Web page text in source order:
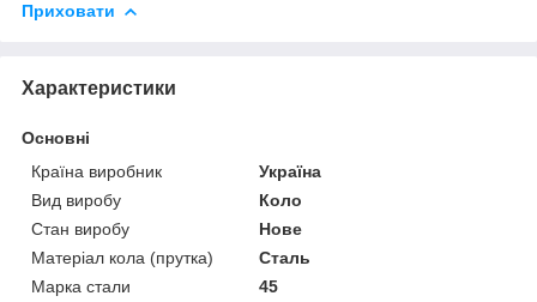
Приховати
Характеристики
Основні
Країна виробник
Україна
Вид виробу
Коло
Стан виробу
Нове
Матеріал кола (прутка)
Сталь
Марка стали
45